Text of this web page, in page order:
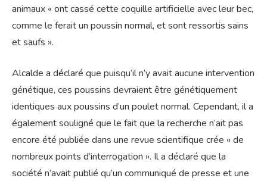
animaux « ont cassé cette coquille artificielle avec leur bec,
comme le ferait un poussin normal, et sont ressortis sains
et saufs ».
Alcalde a déclaré que puisqu’il n’y avait aucune intervention
génétique, ces poussins devraient être génétiquement
identiques aux poussins d’un poulet normal. Cependant, il a
également souligné que le fait que la recherche n’ait pas
encore été publiée dans une revue scientifique crée « de
nombreux points d’interrogation ». Il a déclaré que la
société n’avait publié qu’un communiqué de presse et une